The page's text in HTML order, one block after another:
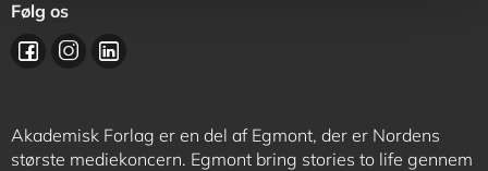
Følg os
Akademisk Forlag er en del af Egmont, der er Nordens
største mediekoncern. Egmont bring stories to life gennem